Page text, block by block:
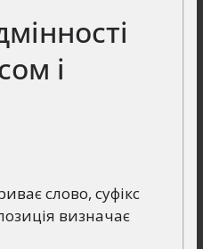
і
слово, суфікс
визначає